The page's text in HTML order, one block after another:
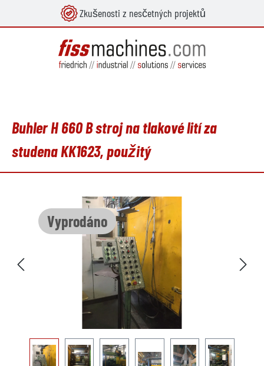
Zkušenosti z nesčetných projektů
Buhler H 660 B stroj na tlakové lití za
studena KK1623, použitý
Vyprodáno
Přeskočit galerii obrázků